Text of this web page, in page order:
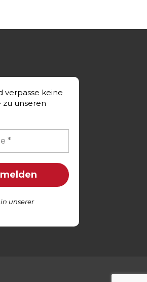
verpasse keine
unseren
unserer